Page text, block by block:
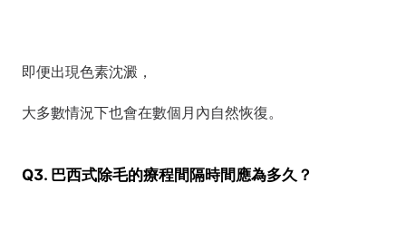
即便出現色素沈澱，
大多數情況下也會在數個月內自然恢復。
Q3. 巴西式除毛的療程間隔時間應為多久？